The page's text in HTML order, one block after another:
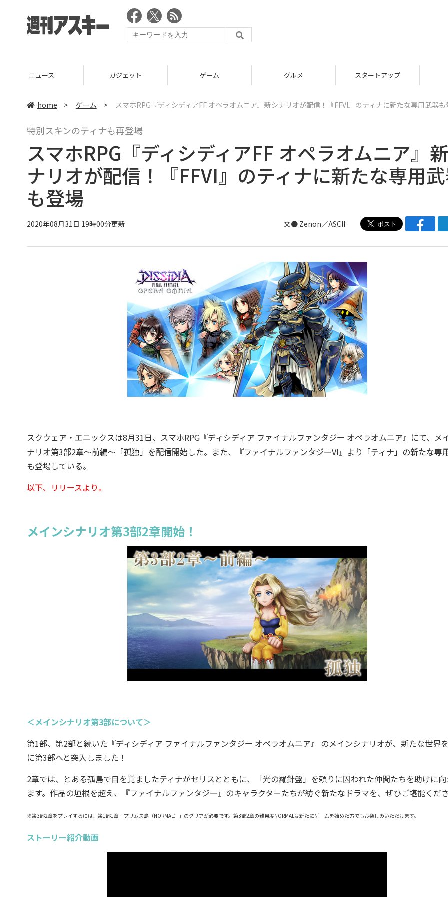
ニュース ガジェット ゲーム グルメ スタートアップ
home > ゲーム > スマホRPG『ディシディアFF オペラオムニア』新シナリオが配信！『FFVI』のティナに新たな専用武器も
特別スキンのティナも再登場
スマホRPG『ディシディアFF オペラオムニア』
ナリオが配信！『FFVI』のティナに新たな専用
も登場
2020年08月31日 19時00分更新 文● Zenon／ASCII
スクウェア・エニックスは8月31日、スマホRPG『ディシディア ファイナルファンタジー オペラオムニア』にて、メ
ナリオ第3部2章～前編～「孤独」を配信開始した。また、『ファイナルファンタジーVI』より「ティナ」の新たな専
も登場している。
以下、リリースより。
メインシナリオ第3部2章開始！
＜メインシナリオ第3部について＞
第1部、第2部と続いた『ディシディア ファイナルファンタジー オペラオムニア』 のメインシナリオが、新たな世界
に第3部へと突入しました！
2章では、とある孤島で目を覚ましたティナがセリスとともに、「光の羅針盤」を頼りに囚われた仲間たちを助けに
ます。作品の垣根を超え、『ファイナルファンタジー』のキャラクターたちが紡ぐ新たなドラマを、ぜひご堪能くだ
※第3部2章をプレイするには、第1部1章「プリムス島（NORMAL）」のクリアが必要です。第3部2章の難易度NORMALは新たにゲームを始めた方でもお楽しみいただけます。
ストーリー紹介動画